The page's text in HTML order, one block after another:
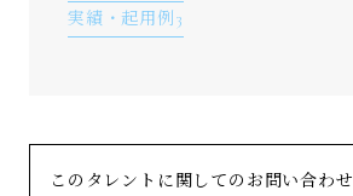
実績・起用例3
このタレントに関してのお問い合わせ